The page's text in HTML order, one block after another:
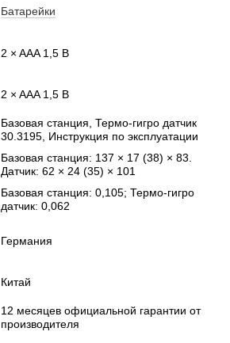
Батарейки
2 × AAA 1,5 В
2 × AAA 1,5 В
Базовая станция, Термо-гигро датчик
30.3195, Инструкция по эксплуатации
Базовая станция: 137 × 17 (38) × 83.
Датчик: 62 × 24 (35) × 101
Базовая станция: 0,105; Термо-гигро
датчик: 0,062
Германия
Китай
12 месяцев официальной гарантии от
производителя